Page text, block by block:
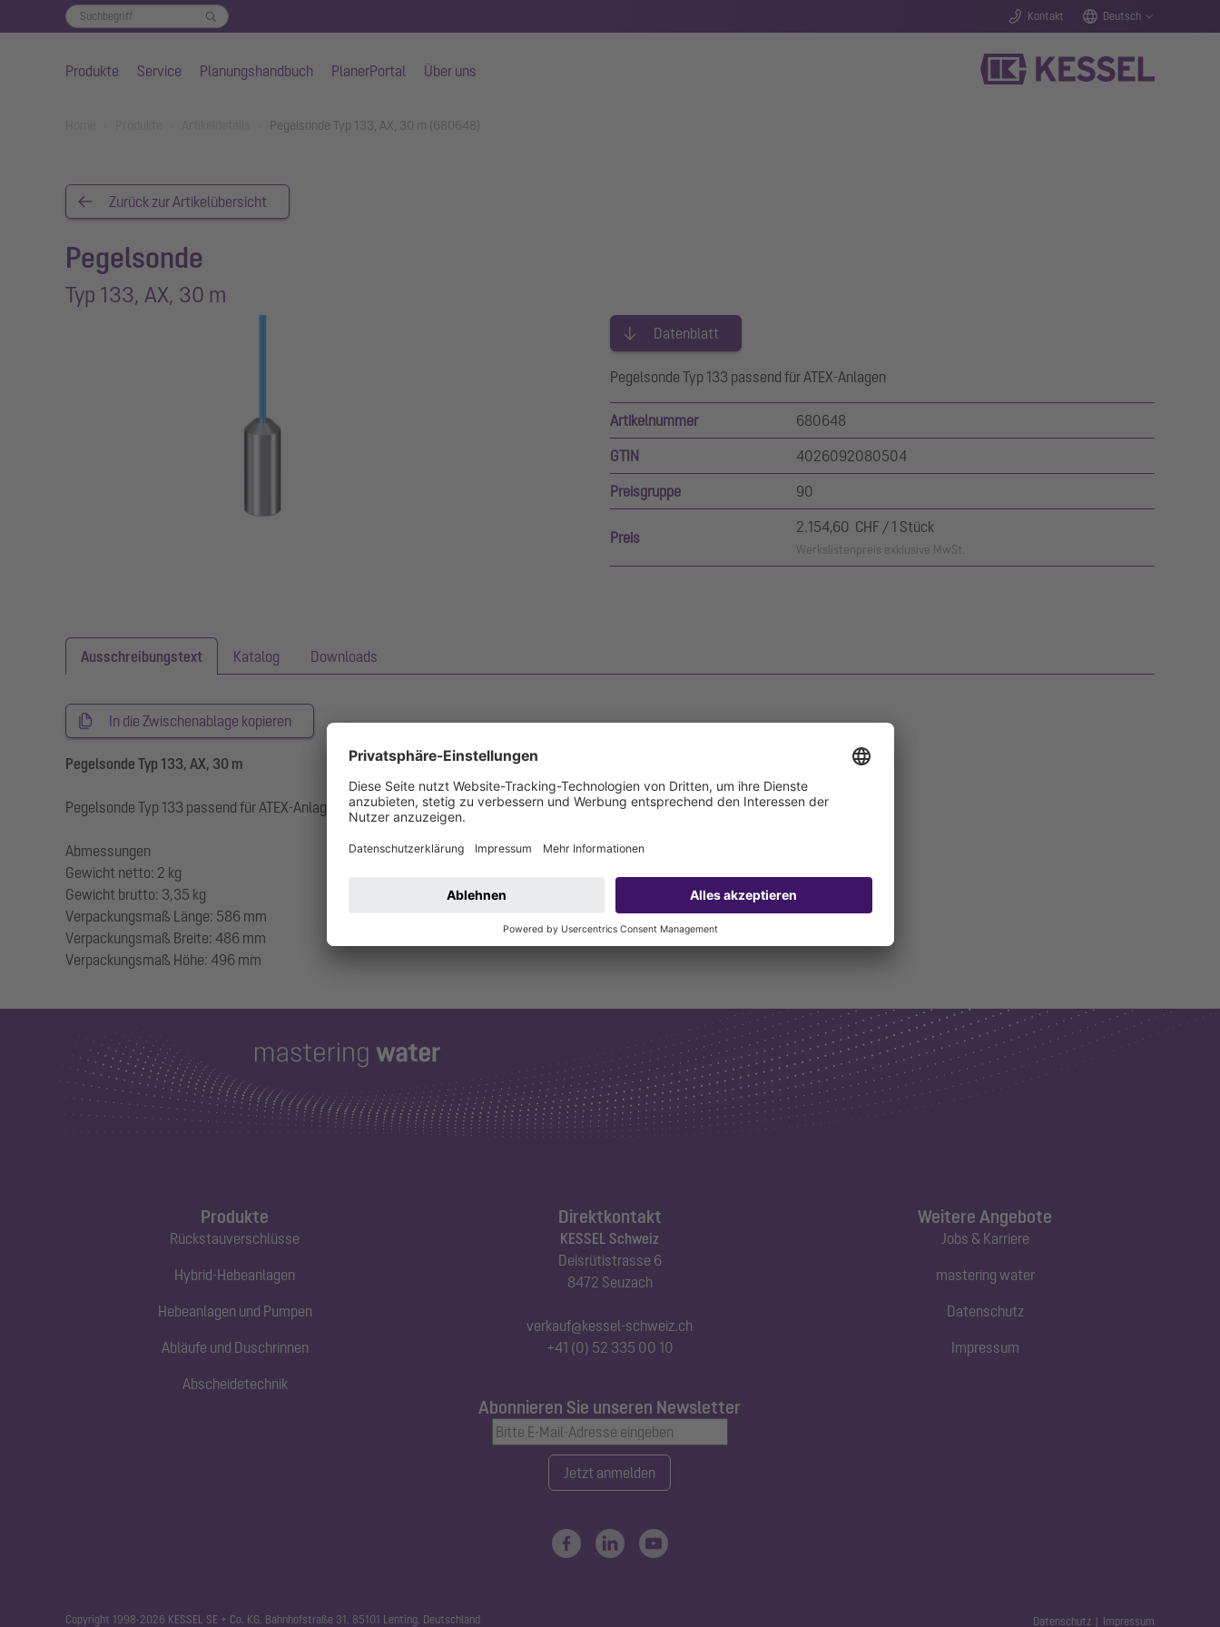
Kontakt Deutsch
Produkte Service Planungshandbuch PlanerPortal Über uns
Pegelsonde Typ 133, AX, 30 m (680648)
Zurück zur Artikelübersicht
Pegelsonde
Typ 133, AX, 30 m
Datenblatt
Pegelsonde Typ 133 passend für ATEX-Anlagen
Artikelnummer 680648
GTIN 4026092080504
Preisgruppe 90
Preis
2.154,60 CHF / 1 Stück
Werkslistenpreis exklusive MwSt.
Ausschreibungstext Katalog Downloads
In die Zwischenablage kopieren
Pegelsonde Typ 133, AX, 30 m
Pegelsonde Typ 133 passend für ATEX-Anlagen
Abmessungen
Gewicht netto: 2 kg
Gewicht brutto: 3,35 kg
Verpackungsmaß Länge: 586 mm
Verpackungsmaß Breite: 486 mm
Produkte
Rückstauverschlüsse
Hybrid-Hebeanlagen
Hebeanlagen und Pumpen
Abläufe und Duschrinnen
Abscheidetechnik
Direktkontakt
KESSEL Schweiz
Deisrütistrasse 6
8472 Seuzach
verkauf@kessel-schweiz.ch
+41 (0) 52 335 00 10
Abonnieren Sie unseren Newsletter
Jetzt anmelden
Weitere Angebote
Jobs & Karriere
mastering water
Datenschutz
Impressum
Copyright 1998-2026 KESSEL SE + Co. KG, Bahnhofstraße 31, 85101 Lenting, Deutschland Datenschutz Impressum